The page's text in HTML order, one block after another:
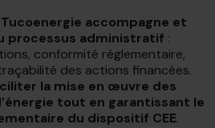
Tucoenergie accompagne et
processus administratif :
conformité réglementaire,
des actions financées.
la mise en œuvre des
tout en garantissant le
du dispositif CEE.